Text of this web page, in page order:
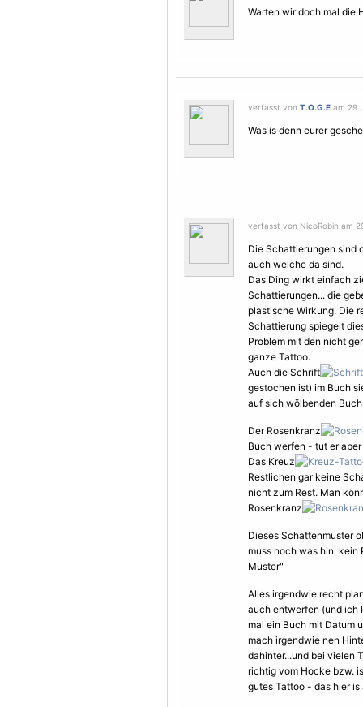
Warten wir doch mal die
verfasst von T.O.G.E am 29.
Was is denn eurer
verfasst von NicoRobin am
Die Schattierungen sind
auch welche da sind.
Das Ding wirkt einfach
Schattierungen... die
plastische Wirkung. Die
Schattierung spiegelt
Problem mit den nicht
ganze Tattoo.
Auch die Schrift
gestochen ist) im Buch
auf sich wölbenden
Der Rosenkranz
Buch werfen - tut er
Das Kreuz
Restlichen gar keine
nicht zum Rest. Man
Rosenkranz
Dieses Schattenmuster
muss noch was hin, kein
Muster"
Alles irgendwie recht
auch entwerfen (und ich
mal ein Buch mit Datum
mach irgendwie nen
dahinter...und bei vielen
richtig vom Hocke bzw.
gutes Tattoo - das hier